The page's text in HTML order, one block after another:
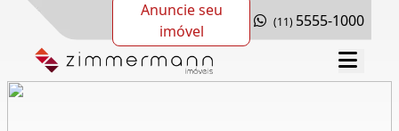
Anuncie seu
imóvel
(11) 5555-1000